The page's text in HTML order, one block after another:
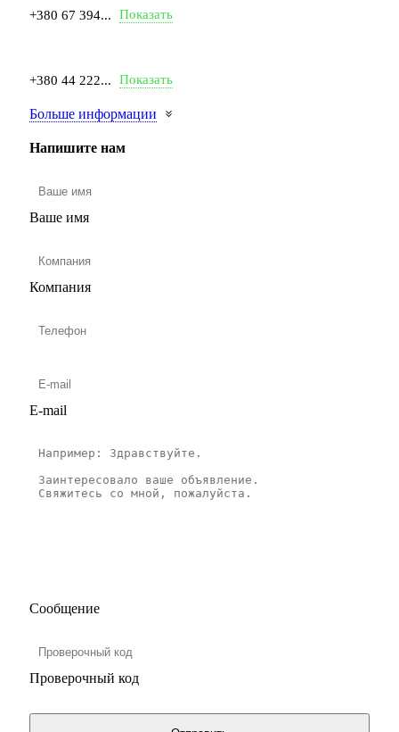
+380 67 394... Показать
+380 44 222... Показать
Больше информации
Напишите нам
Ваше имя
Компания
E-mail
Сообщение
Проверочный код